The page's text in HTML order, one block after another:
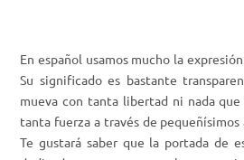
En español usamos mucho la
Su significado es bastante
mueva con tanta libertad ni nada
tanta fuerza a través de
Te gustará saber que la portada de